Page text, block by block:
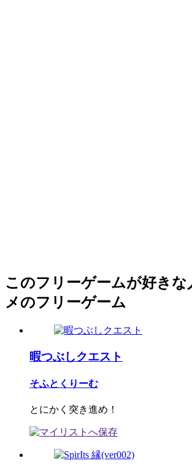
このフリーゲームが好きな
メのフリーゲーム
暇つぶしクエスト
そふとくりーむ
とにかく突き進め！